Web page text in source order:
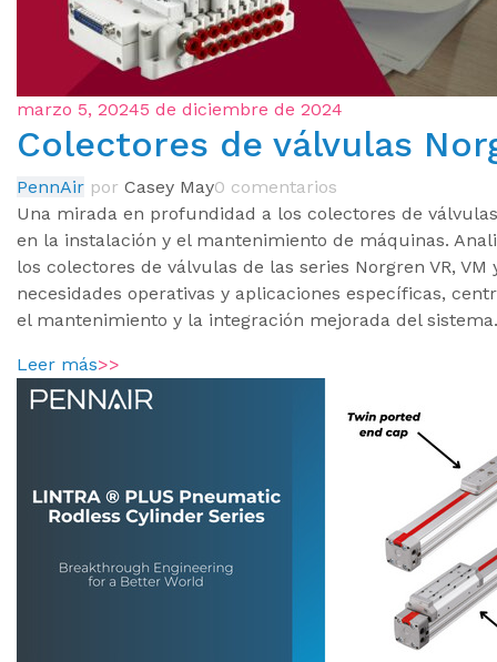
marzo 5, 20245 de diciembre de 2024
Colectores de válvulas
PennAir por Casey May0 comentarios
Una mirada en profundidad a los colectores de
en la instalación y el mantenimiento de máquinas.
los colectores de válvulas de las series Norgren VR, VM
necesidades operativas y aplicaciones específicas,
el mantenimiento y la integración mejorada del sistema.
Leer más>>